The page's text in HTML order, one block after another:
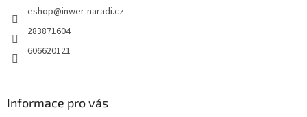
eshop@inwer-naradi.cz
283871604
606620121
Informace pro vás